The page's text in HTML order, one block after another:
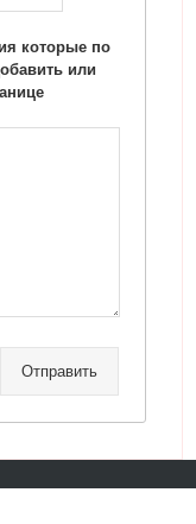
которые по
или
Отправить